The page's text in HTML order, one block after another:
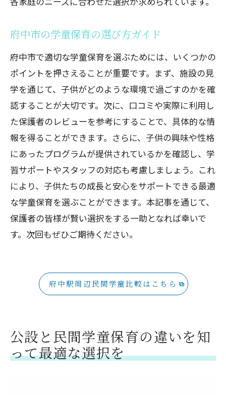
府中市の学童保育の選び方ガイド
府中市で適切な学童保育を選ぶためには、いくつかの
ポイントを押さえることが重要です。まず、施設の見
学を通じて、子供がどのような環境で過ごすのかを確
認することが大切です。次に、口コミや実際に利用し
た保護者のレビューを参考にすることで、具体的な情
報を得ることができます。さらに、子供の興味や性格
にあったプログラムが提供されているかを確認し、学
習サポートやスタッフの対応も考慮しましょう。これ
により、子供たちの成長と安心をサポートできる最適
な学童保育を選ぶことができます。本記事を通じて、
保護者の皆様が賢い選択をする一助となれば幸いで
す。次回もぜひご期待ください。
府中駅周辺民間学童比較はこちら
公設と民間学童保育の違いを知
って最適な選択を